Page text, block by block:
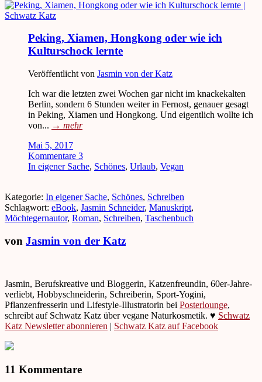
Peking, Xiamen, Hongkong oder wie ich
Kulturschock lernte
Veröffentlicht von Jasmin von der Katz
Ich war die letzten zwei Wochen gar nicht im knackekalten
Berlin, sondern 6 Stunden weiter in Fernost, genauer gesagt
in Peking, Xiamen und Hongkong. Und eigentlich wollte ich
von... → mehr
Mai 5, 2017
Kommentare 3
In eigener Sache, Schönes, Urlaub, Vegan
Kategorie: In eigener Sache, Schönes, Schreiben
Schlagwort: eBook, Jasmin Schneider, Manuskript,
Möchtegernautor, Roman, Schreiben, Taschenbuch
von Jasmin von der Katz
Jasmin, Berufskreative und Bloggerin, Katzenfreundin, 60er-Jahre-
verliebt, Hobbyschneiderin, Schreiberin, Sport-Yogini,
Pflanzenfresserin und Lifestyle-Illustratorin bei Posterlounge,
schreibt auf Schwatz Katz über vegane Naturkosmetik. ♥ Schwatz
Katz Newsletter abonnieren | Schwatz Katz auf Facebook
11 Kommentare